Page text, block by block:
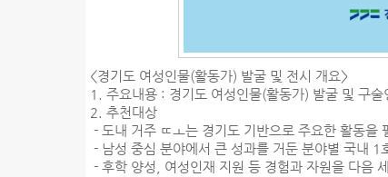
<경기도 여성인물(활동가) 발굴 및 전시 개요>
1. 주요내용 : 경기도 여성인물(활동가) 발굴 및 구술
2. 추천대상
- 도내 거주 ㄸㅗ는 경기도 기반으로 주요한 활동을
- 남성 중심 분야에서 큰 성과를 거둔 분야별 국내 1
- 후학 양성, 여성인재 지원 등 경험과 자원을 다음